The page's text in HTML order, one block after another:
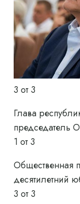
3 от 3
Глава
председатель
1 от 3
Общественная
десятилетний
3 от 3